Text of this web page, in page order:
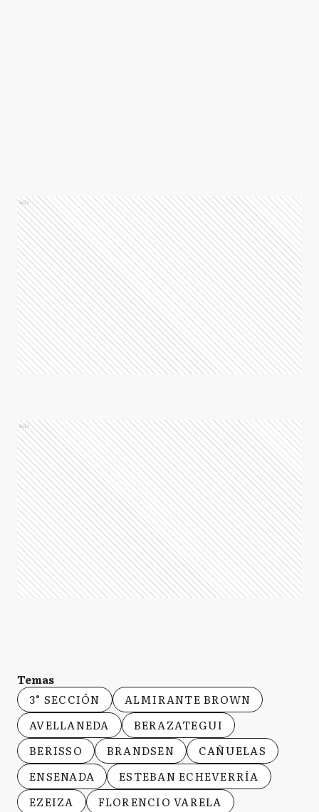
Ads
Ads
Temas
3° SECCIÓN
ALMIRANTE BROWN
AVELLANEDA
BERAZATEGUI
BERISSO
BRANDSEN
CAÑUELAS
ENSENADA
ESTEBAN ECHEVERRÍA
EZEIZA
FLORENCIO VARELA